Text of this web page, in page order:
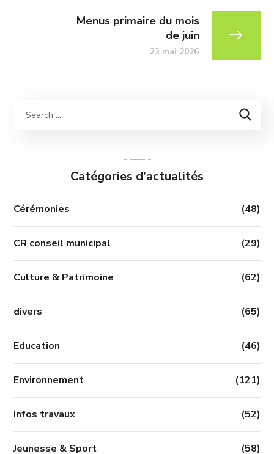
Menus primaire du mois
de juin
23 mai 2026
Catégories d’actualités
Cérémonies (48)
CR conseil municipal (29)
Culture & Patrimoine (62)
divers (65)
Education (46)
Environnement (121)
Infos travaux (52)
Jeunesse & Sport (58)